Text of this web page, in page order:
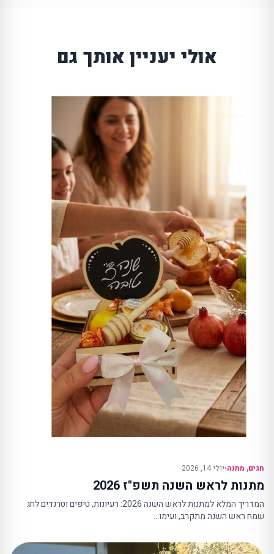
אולי יעניין אותך גם
חגים, מתנה•יולי 14, 2026
מתנות לראש השנה תשפ"ז 2026
המדריך המלא למתנות לראש השנה 2026: רעיונות, טיפים וטרנדים לחג
שמח ראש השנה מתקרב, ועימו…